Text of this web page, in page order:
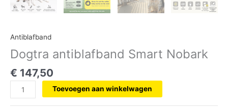
Antiblafband
Dogtra antiblafband Smart Nobark
€ 147,50
Toevoegen aan winkelwagen